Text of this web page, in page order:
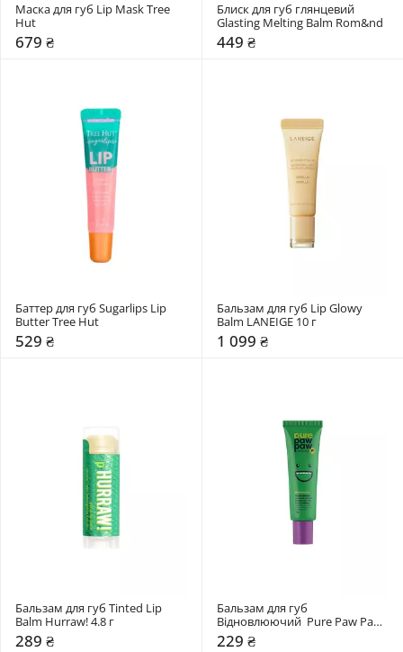
Маска для губ Lip Mask Tree
Hut
679 ₴
Блиск для губ глянцевий
449 ₴
Баттер для губ Sugarlips Lip
Butter Tree Hut
529 ₴
Бальзам для губ Lip Glowy
Balm LANEIGE 10 г
1 099 ₴
Бальзам для губ Tinted Lip
Balm Hurraw! 4.8 г
289 ₴
Бальзам для губ
Відновлюючий  Pure Paw Paw
15 гр
229 ₴